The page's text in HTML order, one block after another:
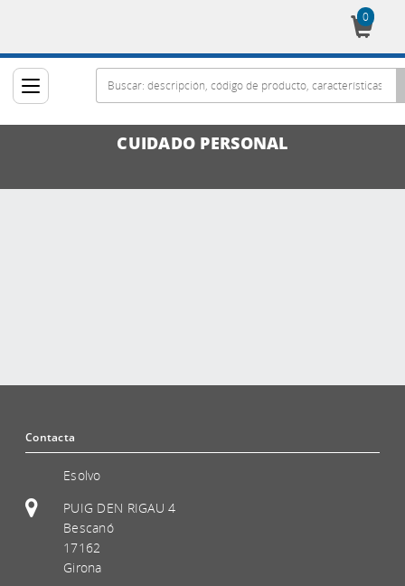
0
CUIDADO PERSONAL
Contacta
Esolvo
PUIG DEN RIGAU 4
Bescanó
17162
Girona